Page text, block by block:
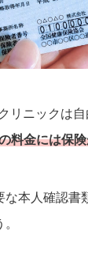
リニックは
料金には保
な本人確認書